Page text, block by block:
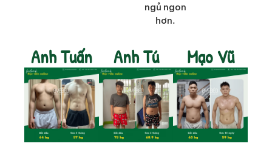
ngủ ngon
hơn.
Anh Tuấn Anh Tú Mạo Vũ